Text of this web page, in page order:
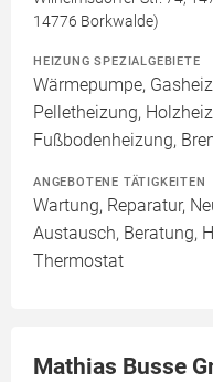
14776 Borkwalde)
HEIZUNG SPEZIALGEBIETE
Wärmepumpe,
Pelletheizung,
Fußbodenheizung,
ANGEBOTENE TÄTIGKEITEN
Wartung, Reparatur,
Austausch, Beratung,
Thermostat
Mathias Busse